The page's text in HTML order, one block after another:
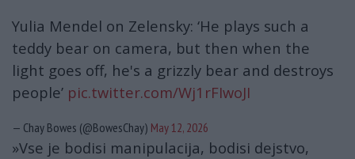
Yulia Mendel on Zelensky: ‘He plays such a
teddy bear on camera, but then when the
light goes off, he's a grizzly bear and destroys
people’ pic.twitter.com/Wj1rFIwoJI
— Chay Bowes (@BowesChay) May 12, 2026
»Vse je bodisi manipulacija, bodisi dejstvo,